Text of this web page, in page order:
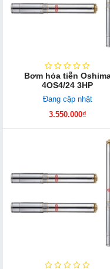
Bơm hỏa tiễn
4OS4/24 3HP
Đang cập nhật
3.550.000₫